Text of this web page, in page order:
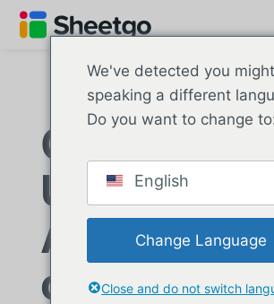
Grupo
Untitled:
o
We've detected you
speaking a different
Do you want to change
English
Change Language
Close and do not switch